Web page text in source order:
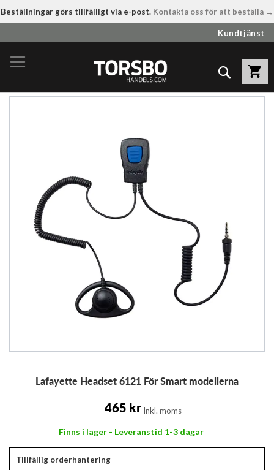
Beställningar görs tillfälligt via e-post. Kontakta oss för att beställa →
till
innehållet
Kundtjänst
Sök
Lafayette Headset 6121 För Smart modellerna
465 kr Inkl. moms
Finns i lager - Leveranstid 1-3 dagar
Tillfällig orderhantering